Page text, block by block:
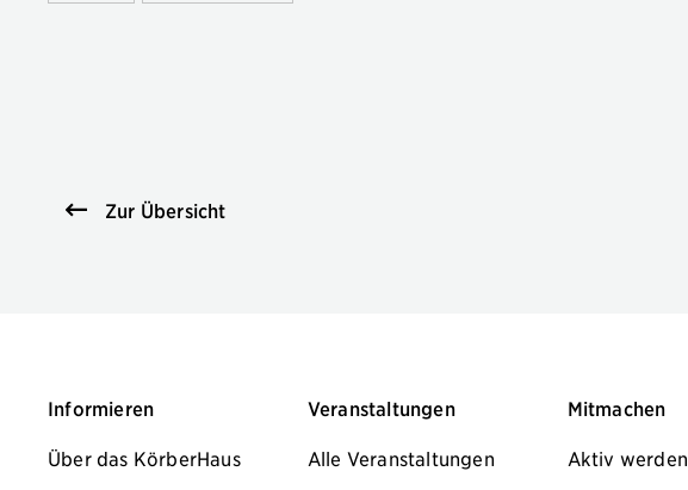
Zur Übersicht
Informieren
Über das KörberHaus
Veranstaltungen
Alle Veranstaltungen
Mitmachen
Aktiv werden